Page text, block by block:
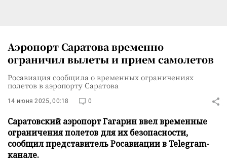
Аэропорт Саратова временно
ограничил вылеты и прием самолетов
Росавиация сообщила о временных ограничениях
полетов в аэропорту Саратова
14 июня 2025, 00:18 0
Саратовский аэропорт Гагарин ввел временные
ограничения полетов для их безопасности,
сообщил представитель Росавиации в Telegram-
канале.